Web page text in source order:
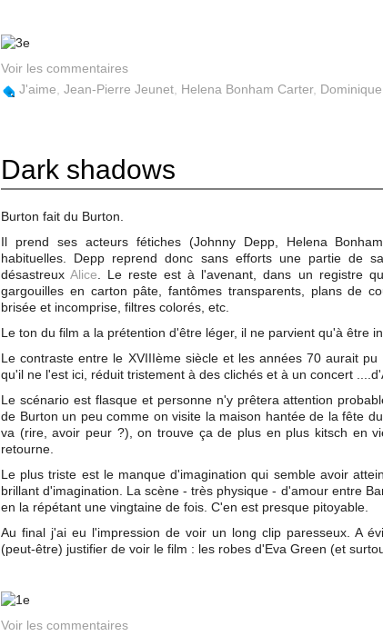
Voir les commentaires
J'aime Jean-Pierre Jeunet Helena Bonham Carter,
Dark shadows
Burton fait du Burton.
Il prend ses acteurs fétiches (Johnny Depp, Helena
habituelles. Depp reprend donc sans efforts une partie de
désastreuxAlice . Le reste est à l'avenant, dans un registre
gargouilles en carton pâte, fantômes transparents, plans de
brisée et incomprise, filtres colorés, etc.
Le ton du film a la prétention d'être léger, il ne parvient qu'à être
Le contraste entre le XVIIIème siècle et les années 70 aurait
qu'il ne l'est ici, réduit tristement à des clichés et à un concert
Le scénario est flasque et personne n'y prêtera attention
de Burton un peu comme on visite la maison hantée de la fête
va (rire, avoir peur ?), on trouve ça de plus en plus kitsch en
retourne.
Le plus triste est le manque d'imagination qui semble avoir
brillant d'imagination. La scène - très physique - d'amour entre
en la répétant une vingtaine de fois. C'en est presque pitoyable.
Au final j'ai eu l'impression de voir un long clip paresseux. A
(peut-être) justifier de voir le film : les robes d'Eva Green (et
Voir les commentaires